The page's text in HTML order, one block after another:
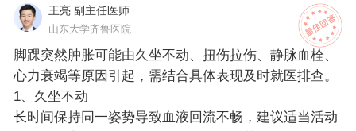
王亮 副主任医师
山东大学齐鲁医院
脚踝突然肿胀可能由久坐不动、扭伤拉伤、静脉血栓、
心力衰竭等原因引起，需结合具体表现及时就医排查。
1、久坐不动
长时间保持同一姿势导致血液回流不畅，建议适当活动